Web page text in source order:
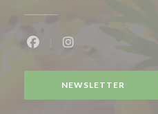
NEWSLETTER